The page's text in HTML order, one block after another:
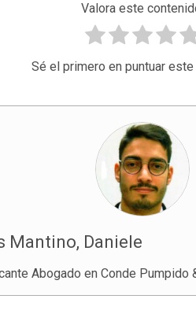
Valora este
Sé el primero en puntuar
Mantino, Daniele
Abogado en Conde Pumpido